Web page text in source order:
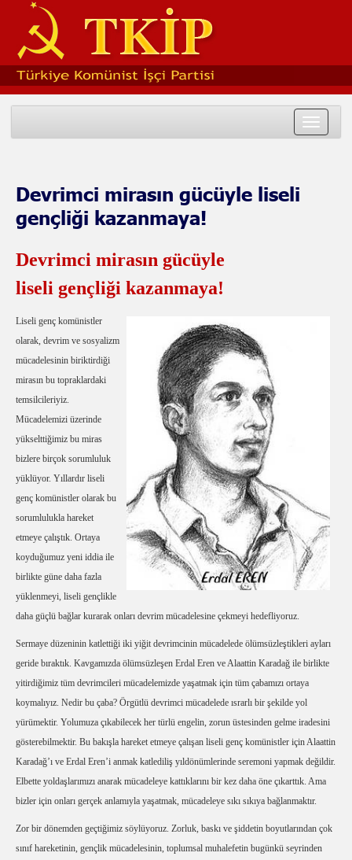
Toggle
Devrimci mirasın gücüyle liseli
gençliği kazanmaya!
Devrimci mirasın gücüyle
liseli gençliği kazanmaya!
Liseli genç komünistler
olarak, devrim ve sosyalizm
mücadelesinin biriktirdiği
mirasın bu topraklardaki
temsilcileriyiz.
Mücadelemizi üzerinde
yükselttiğimiz bu miras
bizlere birçok sorumluluk
yüklüyor. Yıllardır liseli
genç komünistler olarak bu
sorumlulukla hareket
etmeye çalıştık. Ortaya
koyduğumuz yeni iddia ile
birlikte güne daha fazla
yüklenmeyi, liseli gençlikle
daha güçlü bağlar kurarak onları devrim mücadelesine çekmeyi hedefliyoruz.
Sermaye düzeninin katlettiği iki yiğit devrimcinin mücadelede ölümsüzleştikleri ayları
geride bıraktık. Kavgamızda ölümsüzleşen Erdal Eren ve Alaattin Karadağ ile birlikte
yitirdiğimiz tüm devrimcileri mücadelemizde yaşatmak için tüm çabamızı ortaya
koymalıyız. Nedir bu çaba? Örgütlü devrimci mücadelede ısrarlı bir şekilde yol
yürümektir. Yolumuza çıkabilecek her türlü engelin, zorun üstesinden gelme iradesini
gösterebilmektir. Bu bakışla hareket etmeye çalışan liseli genç komünistler için Alaattin
Karadağ’ı ve Erdal Eren’i anmak katlediliş yıldönümlerinde seremoni yapmak değildir.
Elbette yoldaşlarımızı anarak mücadeleye kattıklarını bir kez daha öne çıkarttık. Ama
bizler için onları gerçek anlamıyla yaşatmak, mücadeleye sıkı sıkıya bağlanmaktır.
Zor bir dönemden geçtiğimiz söylüyoruz. Zorluk, baskı ve şiddetin boyutlarından çok
sınıf hareketinin, gençlik mücadelesinin, toplumsal muhalefetin bugünkü seyrinden